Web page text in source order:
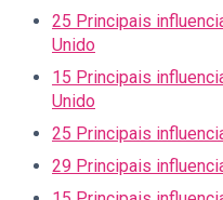
25 Principais
Unido
15 Principais
Unido
25 Principais
29 Principais